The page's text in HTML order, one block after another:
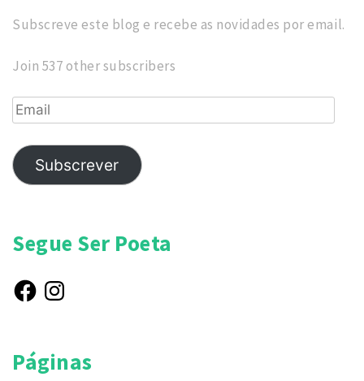
Subscreve este blog e recebe as novidades por email.
Join 537 other subscribers
Email
Subscrever
Segue Ser Poeta
FacebookInstagram
Páginas